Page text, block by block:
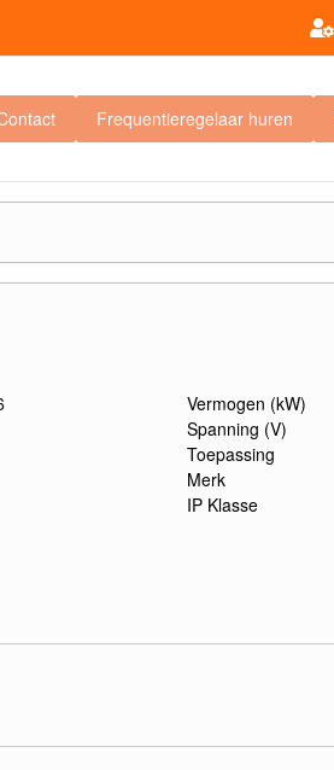
Frequentieregelaar huren
Vermogen (kW)
Spanning (V)
Toepassing
Merk
IP Klasse